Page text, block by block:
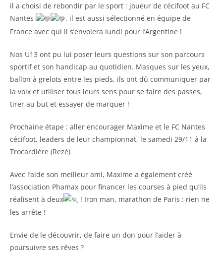
il a choisi de rebondir par le sport : joueur de cécifoot au FC
Nantes
, il est aussi sélectionné en équipe de
France avec qui il s’envolera lundi pour l’Argentine !
Nos U13 ont pu lui poser leurs questions sur son parcours
sportif et son handicap au quotidien. Masques sur les yeux,
ballon à grelots entre les pieds, ils ont dû communiquer par
la voix et utiliser tous leurs sens pour se faire des passes,
tirer au but et essayer de marquer !
Prochaine étape : aller encourager Maxime et le FC Nantes
cécifoot, leaders de leur championnat, le samedi 29/11 à la
Trocardière (Rezé)
Avec l’aide son meilleur ami, Maxime a également créé
l’association Phamax pour financer les courses à pied qu’ils
réalisent à deux
! Iron man, marathon de Paris : rien ne
les arrête !
Envie de le découvrir, de faire un don pour l’aider à
poursuivre ses rêves ?